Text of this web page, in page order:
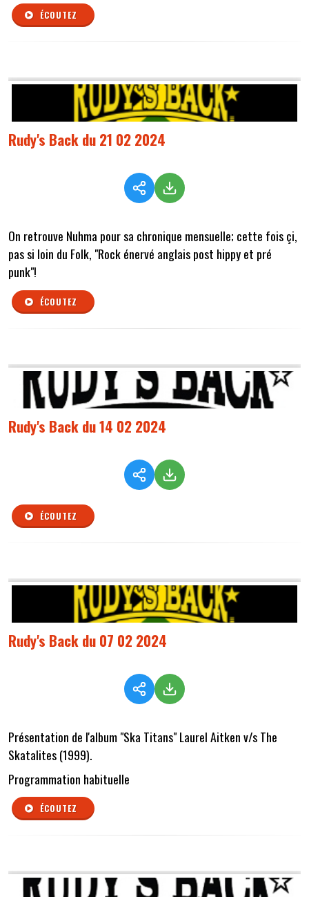
ÉCOUTEZ
Rudy's Back du 21 02 2024
On retrouve Nuhma pour sa chronique mensuelle; cette fois çi,
pas si loin du Folk, "Rock énervé anglais post hippy et pré
punk"!
ÉCOUTEZ
Rudy's Back du 14 02 2024
ÉCOUTEZ
Rudy's Back du 07 02 2024
Présentation de l'album "Ska Titans" Laurel Aitken v/s The
Skatalites (1999).
Programmation habituelle
ÉCOUTEZ